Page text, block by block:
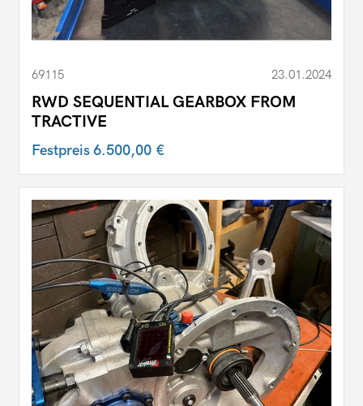
69115 23.01.2024
RWD SEQUENTIAL GEARBOX FROM
TRACTIVE
Festpreis6.500,00 €